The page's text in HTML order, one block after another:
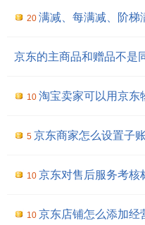
20 满减、每满减、阶梯
京东的主商品和赠品不是
10 淘宝卖家可以用京东
5 京东商家怎么设置子
10 京东对售后服务考核
10 京东店铺怎么添加经